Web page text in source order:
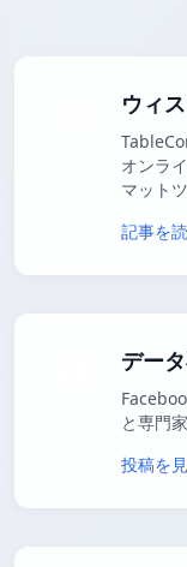
ウィ
オンラ
マット
記事を
デー
と専門
投稿を